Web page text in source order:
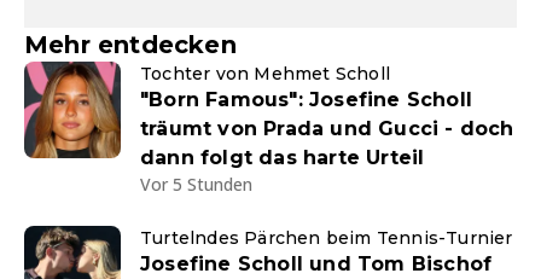
Mehr entdecken
Tochter von Mehmet Scholl
"Born Famous": Josefine Scholl
träumt von Prada und Gucci - doch
dann folgt das harte Urteil
Vor 5 Stunden
Turtelndes Pärchen beim Tennis-Turnier
Josefine Scholl und Tom Bischof